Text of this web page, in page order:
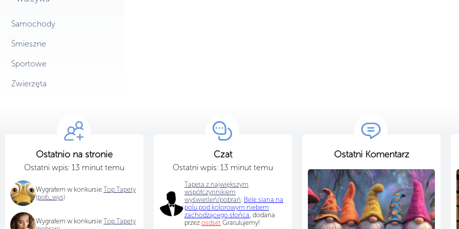
Samochody
Śmieszne
Sportowe
Zwierzęta
Ostatnio na stronie
Ostatni wpis: 13 minut temu
Wygrałem w konkursie Top Tapety
(pob_wys)
Wygrałem w konkursie Top Tapety
Czat
Ostatni wpis: 13 minut temu
Tapeta z największym
współczynnikiem
wyświetleń/pobrań: Bele siana na
polu pod kolorowym niebem
zachodzącego słońca, dodana
przez osdset Gratulujemy!
Ostatni Komentarz